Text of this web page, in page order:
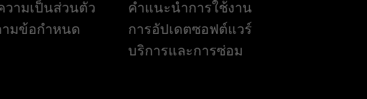
ามเป็นส่วนตัว
มข้อกำหนด
คำแนะนำการใช้งาน
การอัปเดตซอฟต์แวร์
บริการและการซ่อม